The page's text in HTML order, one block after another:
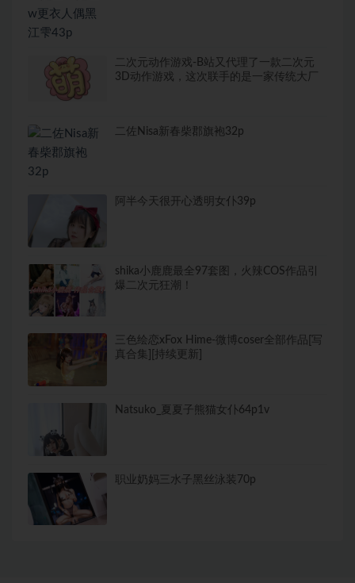
二次元动作游戏-B站又代理了一款二次元
3D动作游戏，这次联手的是一家传统大厂
二佐Nisa新春柴郡旗袍32p
阿半今天很开心透明女仆39p
shika小鹿鹿最全97套图，火辣COS作品引
爆二次元狂潮！
三色绘恋xFox Hime-微博coser全部作品[写
真合集][持续更新]
Natsuko_夏夏子熊猫女仆64p1v
职业奶妈三水子黑丝泳装70p